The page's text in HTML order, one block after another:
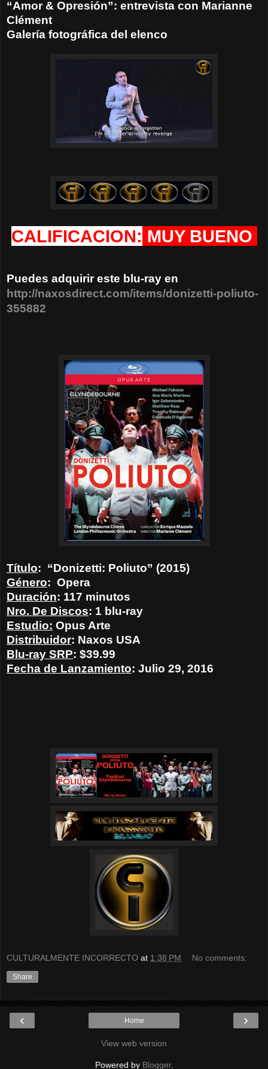
“Amor & Opresión”: entrevista con Marianne
Clément
Galería fotográfica del elenco
CALIFICACION: MUY BUENO
Puedes adquirir este blu-ray en
http://naxosdirect.com/items/donizetti-poliuto-
355882
Título: “Donizetti: Poliuto” (2015)
Género: Opera
Duración: 117 minutos
Nro. De Discos: 1 blu-ray
Estudio: Opus Arte
Distribuidor: Naxos USA
Blu-ray SRP: $39.99
Fecha de Lanzamiento: Julio 29, 2016
CULTURALMENTE INCORRECTO at 1:38 PM No comments:
Share
‹ ›
Home
View web version
Powered by Blogger.